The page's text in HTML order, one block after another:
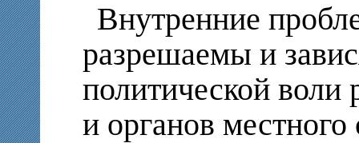
Внутренние
разрешаемы и
политической воли
и органов